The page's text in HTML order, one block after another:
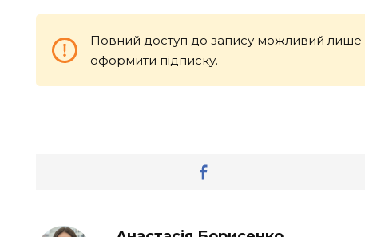
Повний доступ до запису можливий лише
оформити підписку.